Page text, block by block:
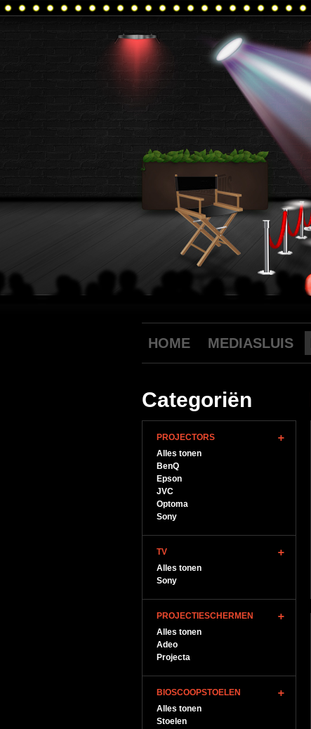
HOME MEDIASLUIS
Categoriën
PROJECTORS
Alles tonen
BenQ
Epson
JVC
Optoma
Sony
TV
Alles tonen
Sony
PROJECTIESCHERMEN
Alles tonen
Adeo
Projecta
BIOSCOOPSTOELEN
Alles tonen
Stoelen